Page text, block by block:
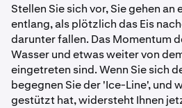
Stellen Sie sich vor, Sie gehen an
entlang, als plötzlich das Eis
darunter fallen. Das Momentum
Wasser und etwas weiter von
eingetreten sind. Wenn Sie sich
begegnen Sie der 'Ice-Line', und
gestützt hat, widersteht Ihnen